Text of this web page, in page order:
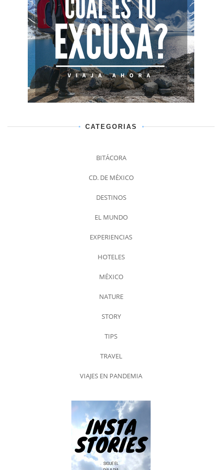
CATEGORIAS
BITÁCORA
CD. DE MÉXICO
DESTINOS
EL MUNDO
EXPERIENCIAS
HOTELES
MÉXICO
NATURE
STORY
TIPS
TRAVEL
VIAJES EN PANDEMIA